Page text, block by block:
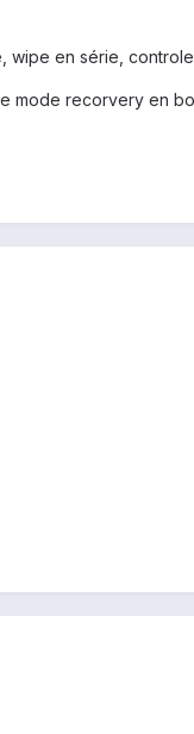
wipe en série,
mode recorvery en